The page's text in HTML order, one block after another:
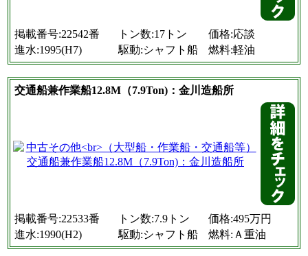
掲載番号:22542番 トン数:17トン
価格:応談
進水:1995(H7)
駆動:シャフト船 燃料:軽油
交通船兼作業船12.8M（7.9Ton)：金川造船所
掲載番号:22533番 トン数:7.9トン
価格:495万円
進水:1990(H2)
駆動:シャフト船 燃料:Ａ重油